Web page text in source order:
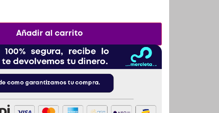
Añadir al carrito